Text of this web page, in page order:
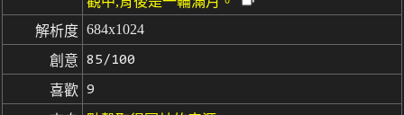
解析度 684x1024
創意 85/100
喜歡 9